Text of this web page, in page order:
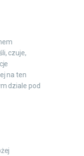
czuje,
na ten
dziale pod